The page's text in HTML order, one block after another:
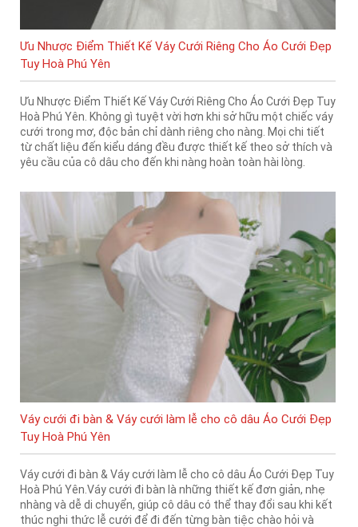
Ưu Nhược Điểm Thiết Kế Váy Cưới Riêng Cho Áo Cưới Đẹp
Tuy Hoà Phú Yên
Ưu Nhược Điểm Thiết Kế Váy Cưới Riêng Cho Áo Cưới Đẹp Tuy
Hoà Phú Yên. Không gì tuyệt vời hơn khi sở hữu một chiếc váy
cưới trong mơ, độc bản chỉ dành riêng cho nàng. Mọi chi tiết
từ chất liệu đến kiểu dáng đều được thiết kế theo sở thích và
yêu cầu của cô dâu cho đến khi nàng hoàn toàn hài lòng.
Váy cưới đi bàn & Váy cưới làm lễ cho cô dâu Áo Cưới Đẹp
Tuy Hoà Phú Yên
Váy cưới đi bàn & Váy cưới làm lễ cho cô dâu Áo Cưới Đẹp Tuy
Hoà Phú Yên.Váy cưới đi bàn là những thiết kế đơn giản, nhẹ
nhàng và dễ di chuyển, giúp cô dâu có thể thay đổi sau khi kết
thúc nghi thức lễ cưới để đi đến từng bàn tiệc chào hỏi và